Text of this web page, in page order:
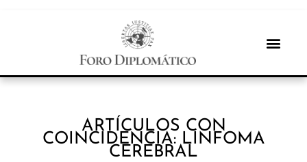
ARTÍCULOS CON
COINCIDENCIA: LINFOMA
CEREBRAL